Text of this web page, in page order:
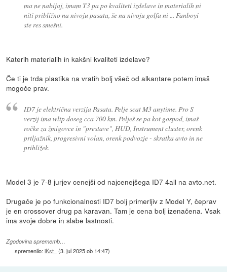
ma ne nabijaj, imam T3 pa po kvaliteti izdelave in materialih ni
niti približno na nivoju pasata, še na nivoju golfa ni ... Fanboyi
ste res smešni.
Katerih materialih in kakšni kvaliteti izdelave?
Če ti je trda plastika na vratih bolj všeč od alkantare potem imaš
mogoče prav.
ID7 je električna verzija Pasata. Pelje scat M3 anytime. Pro S
verzij ima wltp doseg cca 700 km. Pelješ se pa kot gospod, imaš
ročke za žmigovce in "prestave", HUD, Instrument cluster, orenk
prtljažnik, progresivni volan, orenk podvozje - skratka avto in ne
približek.
Model 3 je 7-8 jurjev cenejši od najcenejšega ID7 4all na avto.net.
Drugače je po funkcionalnosti ID7 bolj primerljiv z Model Y, čeprav
je en crossover drug pa karavan. Tam je cena bolj izenačena. Vsak
ima svoje dobre in slabe lastnosti.
Zgodovina sprememb…
spremenilo:iKst_ (3. jul 2025 ob 14:47)